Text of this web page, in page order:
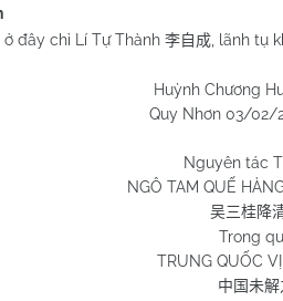
ở đây chỉ Lí Tự Thành 李自成 , lãnh tụ
Chương
03/02/
Nguyên tác
NGÔ TAM QUẾ
吴三桂降
Trong
TRUNG QUỐC
中国未解